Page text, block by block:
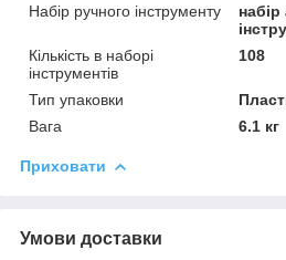
Набір ручного інструменту
Кількість в наборі
інструментів
108
Тип упаковки
Вага
6.1 кг
Приховати
Умови доставки